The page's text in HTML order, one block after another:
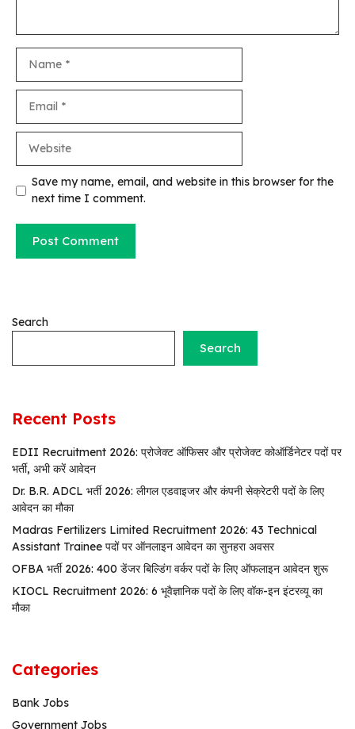
Save my name, email, and website in this browser for the
next time I comment.
Search
Search
Recent Posts
EDII Recruitment 2026: प्रोजेक्ट ऑफिसर और प्रोजेक्ट कोऑर्डिनेटर पदों पर
भर्ती, अभी करें आवेदन
Dr. B.R. ADCL भर्ती 2026: लीगल एडवाइजर और कंपनी सेक्रेटरी पदों के लिए
आवेदन का मौका
Madras Fertilizers Limited Recruitment 2026: 43 Technical
Assistant Trainee पदों पर ऑनलाइन आवेदन का सुनहरा अवसर
OFBA भर्ती 2026: 400 डेंजर बिल्डिंग वर्कर पदों के लिए ऑफलाइन आवेदन शुरू
KIOCL Recruitment 2026: 6 भूवैज्ञानिक पदों के लिए वॉक-इन इंटरव्यू का
मौका
Categories
Bank Jobs
Government Jobs